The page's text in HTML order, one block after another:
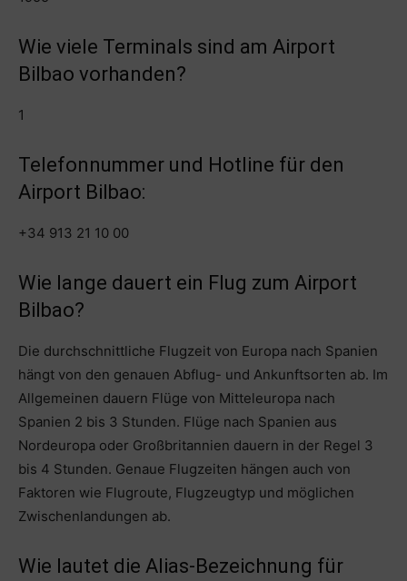
Wie viele Terminals sind am Airport
Bilbao vorhanden?
1
Telefonnummer und Hotline für den
Airport Bilbao:
+34 913 21 10 00
Wie lange dauert ein Flug zum Airport
Bilbao?
Die durchschnittliche Flugzeit von Europa nach Spanien
hängt von den genauen Abflug- und Ankunftsorten ab. Im
Allgemeinen dauern Flüge von Mitteleuropa nach
Spanien 2 bis 3 Stunden. Flüge nach Spanien aus
Nordeuropa oder Großbritannien dauern in der Regel 3
bis 4 Stunden. Genaue Flugzeiten hängen auch von
Faktoren wie Flugroute, Flugzeugtyp und möglichen
Zwischenlandungen ab.
Wie lautet die Alias-Bezeichnung für